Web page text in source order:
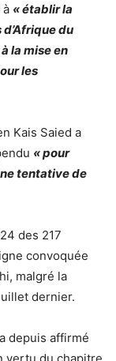
à « établir la
du
la mise en
les
Kais Saied a
« pour
tentative de
des 217
convoquée
malgré la
dernier.
depuis affirmé